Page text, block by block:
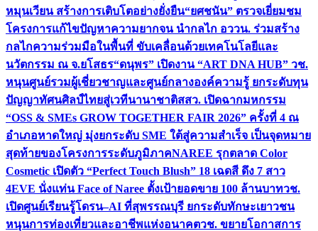
หมุนเวียน สร้างการเติบโตอย่างยั่งยืน“ยศชนัน” ตรวจเยี่ยมชม
โครงการแก้ไขปัญหาความยากจน นำกลไก อววน. ร่วมสร้าง
กลไกความร่วมมือในพื้นที่ ขับเคลื่อนด้วยเทคโนโลยีและ
นวัตกรรม ณ จ.ยโสธร“ดนุพร” เปิดงาน “ART DNA HUB” วช.
หนุนศูนย์รวมผู้เชี่ยวชาญและศูนย์กลางองค์ความรู้ ยกระดับทุน
ปัญญาทัศนศิลป์ไทยสู่เวทีนานาชาติสสว. เปิดฉากมหกรรม
“OSS & SMEs GROW TOGETHER FAIR 2026” ครั้งที่ 4 ณ
อำเภอหาดใหญ่ มุ่งยกระดับ SME ใต้สู่ความสำเร็จ เป็นจุดหมาย
สุดท้ายของโครงการระดับภูมิภาคNAREE รุกตลาด Color
Cosmetic เปิดตัว “Perfect Touch Blush” 18 เฉดสี ดึง 7 สาว
4EVE นั่งแท่น Face of Naree ตั้งเป้ายอดขาย 100 ล้านบาทวช.
เปิดศูนย์เรียนรู้โดรน–AI ที่สุพรรณบุรี ยกระดับทักษะเยาวชน
หนุนการท่องเที่ยวและอาชีพแห่งอนาคตวช. ขยายโอกาสการ